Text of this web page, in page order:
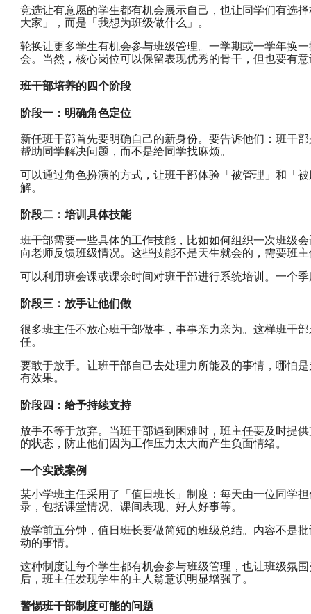
竞选让有意愿的学生都有机会展示自己，也让同学们有选
大家」，而是「我想为班级做什么」。
轮换让更多学生有机会参与班级管理。一学期或一学年换
会。当然，核心岗位可以保留表现优秀的骨干，但也要有
班干部培养的四个阶段
阶段一：明确角色定位
新任班干部首先要明确自己的新身份。要告诉他们：班干
帮助同学解决问题，而不是给同学找麻烦。
可以通过角色扮演的方式，让班干部体验「被管理」和「
解。
阶段二：培训具体技能
班干部需要一些具体的工作技能，比如如何组织一次班级
向老师反馈班级情况。这些技能不是天生就会的，需要班
可以利用班会课或课余时间对班干部进行系统培训。一个
阶段三：放手让他们做
很多班主任不放心班干部做事，事事亲力亲为。这样班干
任。
要敢于放手。让班干部自己去处理力所能及的事情，哪怕
有效果。
阶段四：给予持续支持
放手不等于放弃。当班干部遇到困难时，班主任要及时提
的状态，防止他们因为工作压力太大而产生负面情绪。
一个实践案例
某小学班主任采用了「值日班长」制度：每天由一位同学
录，包括课堂情况、课间表现、好人好事等。
放学前五分钟，值日班长要做简短的班级总结。内容不是
动的事情。
这种制度让每个学生都有机会参与班级管理，也让班级氛
后，班主任发现学生的主人翁意识明显增强了。
警惕班干部制度可能的问题